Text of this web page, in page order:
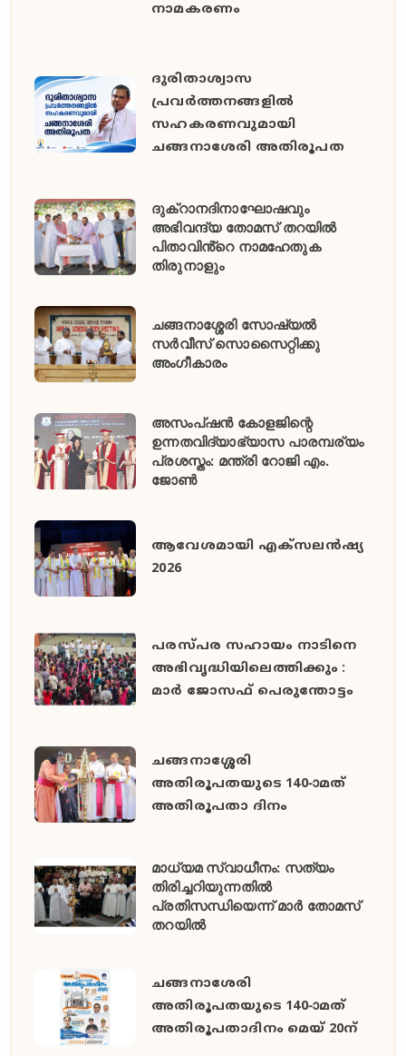
നാമകരണം
ദുരിതാശ്വാസ
പ്രവർത്തനങ്ങളിൽ
സഹകരണവുമായി
ചങ്ങനാശേരി അതിരൂപത
ദുക്റാനദിനാഘോഷവും
അഭിവന്ദ്യ തോമസ് തറയിൽ
പിതാവിൻ്റെ നാമഹേതുക
തിരുനാളും
ചങ്ങനാശ്ശേരി സോഷ്യൽ
സർവീസ് സൊസൈറ്റിക്കു
അംഗീകാരം
അസംപ്ഷൻ കോളജിന്റെ
ഉന്നതവിദ്യാഭ്യാസ പാരമ്പര്യം
പ്രശസ്തം: മന്ത്രി റോജി എം.
ജോൺ
ആവേശമായി എക്സലൻഷ്യ
2026
പരസ്പര സഹായം നാടിനെ
അഭിവൃദ്ധിയിലെത്തിക്കും :
മാർ ജോസഫ് പെരുന്തോട്ടം
ചങ്ങനാശ്ശേരി
അതിരൂപതയുടെ 140-ാമത്
അതിരൂപതാ ദിനം
മാധ്യമ സ്വാധീനം: സത്യം
തിരിച്ചറിയുന്നതിൽ
പ്രതിസന്ധിയെന്ന് മാർ തോമസ്
തറയിൽ
ചങ്ങനാശേരി
അതിരൂപതയുടെ 140-ാമത്
അതിരൂപതാദിനം മെയ് 20ന്